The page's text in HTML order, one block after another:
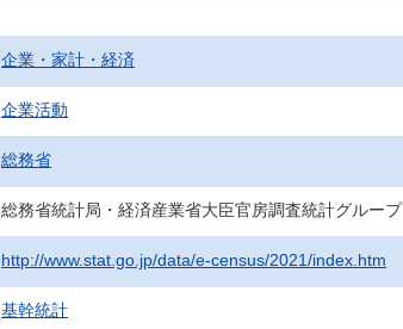
企業・家計・経済
企業活動
総務省
総務省統計局・経済産業省大臣官房調査統計グループ
http://www.stat.go.jp/data/e-census/2021/index.htm
基幹統計